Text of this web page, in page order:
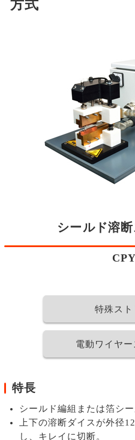
方式
シールド溶
特殊スト
電動ワイヤ
特長
シールド編組または箔シー
上下の溶断ダイスが外径
し、キレイに切断。